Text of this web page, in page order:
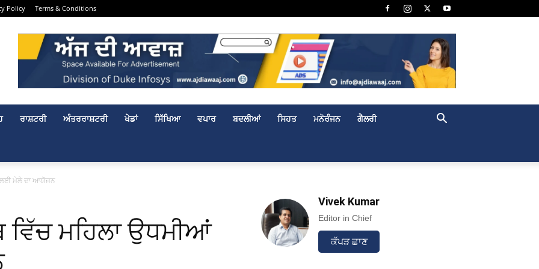
Policy Terms & Conditions
ਰਾਸ਼ਟਰੀ ਅੰਤਰਰਾਸ਼ਟਰੀ ਖੇਡਾਂ ਸਿੱਖਿਆ ਵਪਾਰ ਬਦਲੀਆਂ ਸਿਹਤ ਮਨੋਰੰਜਨ ਗੈਲਰੀ
ਲਈ ਮੇਲੇ ਦਾ ਆਯੋਜਨ
ਵਿੱਚ ਮਹਿਲਾ ਉਧਮੀਆਂ
Vivek Kumar
Editor in Chief
ਕੱਪੜ ਛਾਣ